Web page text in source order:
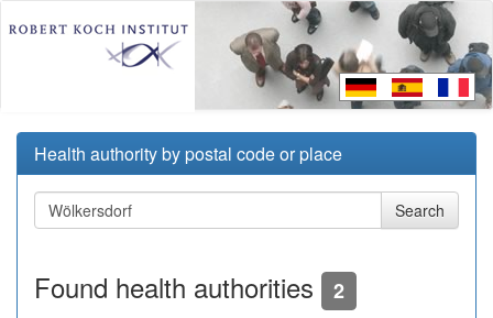
Health authority by postal code or place
Found health authorities 2